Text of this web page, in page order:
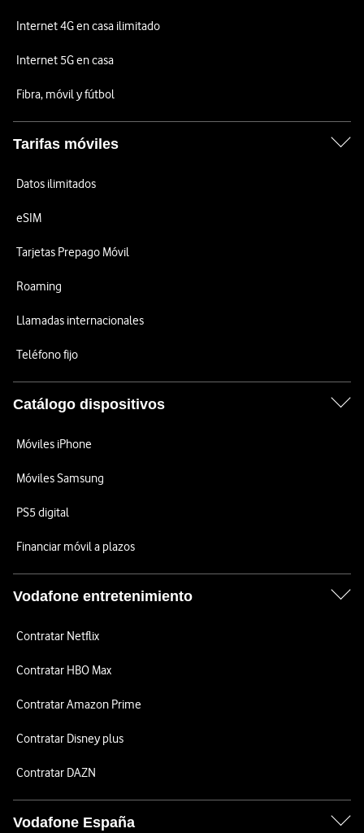
Internet 4G en casa ilimitado
Internet 5G en casa
Fibra, móvil y fútbol
Tarifas móviles
Datos ilimitados
eSIM
Tarjetas Prepago Móvil
Roaming
Llamadas internacionales
Teléfono fijo
Catálogo dispositivos
Móviles iPhone
Móviles Samsung
PS5 digital
Financiar móvil a plazos
Vodafone entretenimiento
Contratar Netflix
Contratar HBO Max
Contratar Amazon Prime
Contratar Disney plus
Contratar DAZN
Vodafone España